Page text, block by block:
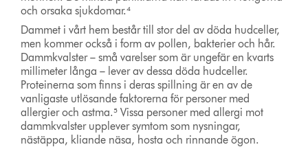
och orsaka sjukdomar.⁴
Dammet i vårt hem består till stor del av döda hudceller,
men kommer också i form av pollen, bakterier och hår.
Dammkvalster – små varelser som är ungefär en kvarts
millimeter långa – lever av dessa döda hudceller.
Proteinerna som finns i deras spillning är en av de
vanligaste utlösande faktorerna för personer med
allergier och astma.⁵ Vissa personer med allergi mot
dammkvalster upplever symtom som nysningar,
nästäppa, kliande näsa, hosta och rinnande ögon.